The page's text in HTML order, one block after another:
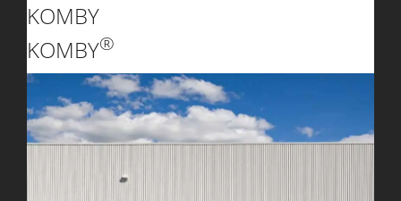
KOMBY
KOMBY®